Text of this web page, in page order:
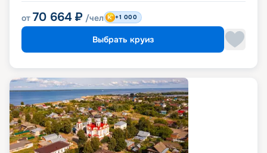
от 70 664 ₽ /чел +1 000
Выбрать круиз